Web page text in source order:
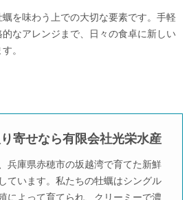
を味わう上での大切な要素です。手軽
なアレンジまで、日々の食卓に新しい
。
寄せなら有限会社光栄水産
兵庫県赤穂市の坂越湾で育てた新鮮
ています。私たちの牡蠣はシングル
によって育てられ、クリーミーで濃